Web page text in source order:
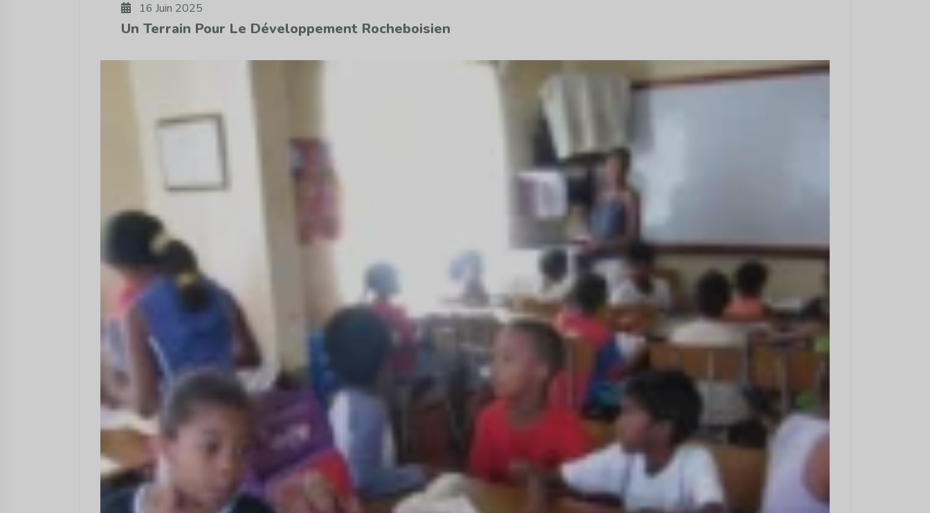
16 Juin 2025
Un Terrain Pour Le Développement Rocheboisien